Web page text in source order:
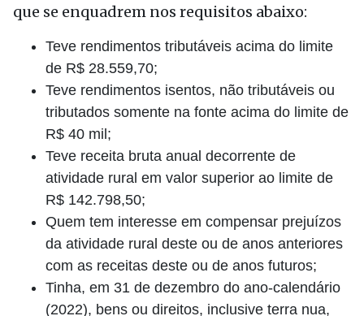
que se enquadrem nos requisitos abaixo:
Teve rendimentos tributáveis acima do limite
de R$ 28.559,70;
Teve rendimentos isentos, não tributáveis ou
tributados somente na fonte acima do limite de
R$ 40 mil;
Teve receita bruta anual decorrente de
atividade rural em valor superior ao limite de
R$ 142.798,50;
Quem tem interesse em compensar prejuízos
da atividade rural deste ou de anos anteriores
com as receitas deste ou de anos futuros;
Tinha, em 31 de dezembro do ano-calendário
(2022), bens ou direitos, inclusive terra nua,